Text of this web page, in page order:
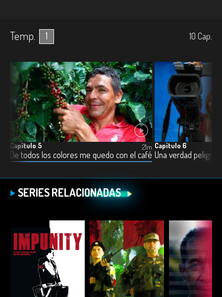
Temp. 1 10 Cap.
Capítulo 5
De todos los colores me quedo con el café
21m Capítulo 6
Una verdad
SERIES RELACIONADAS